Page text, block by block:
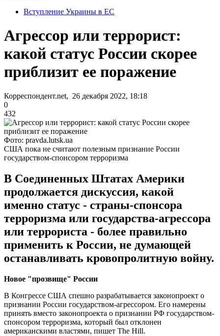
Вступление Украины в ЕС
Агрессор или террорист:
какой статус России скорее
приблизит ее поражение
Корреспондент.net, 26 декабря 2022, 18:18
0
432
Фото: pravda.lutsk.ua
США пока не считают полезным признание России
государством-спонсором терроризма
В Соединенных Штатах Америки
продолжается дискуссия, какой
именно статус - страны-спонсора
терроризма или государства-агрессора
или террориста - более правильно
применить к России, не думающей
останавливать кровопролитную войну.
Новое "прозвище" России
В Конгрессе США спешно разрабатывается законопроект о
признании России государством-агрессором. Его намерены
принять вместо законопроекта о признании РФ государством-
спонсором терроризма, который был отклонен
американскими властями, пишет The Hill.